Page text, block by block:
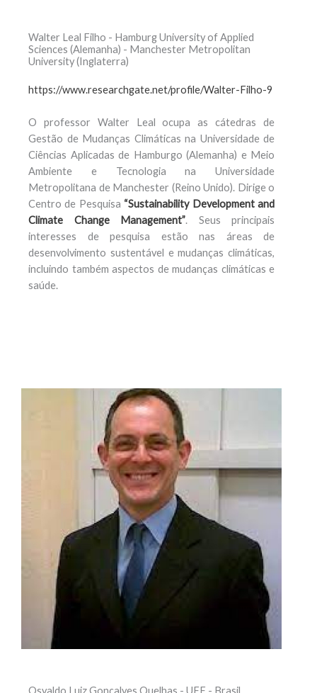
Walter Leal Filho - Hamburg University of Applied
Sciences (Alemanha) - Manchester Metropolitan
University (Inglaterra)
https://www.researchgate.net/profile/Walter-Filho-9
O professor Walter Leal ocupa as cátedras de
Gestão de Mudanças Climáticas na Universidade de
Ciências Aplicadas de Hamburgo (Alemanha) e Meio
Ambiente e Tecnologia na Universidade
Metropolitana de Manchester (Reino Unido). Dirige o
Centro de Pesquisa “Sustainability Development and
Climate Change Management”. Seus principais
interesses de pesquisa estão nas áreas de
desenvolvimento sustentável e mudanças climáticas,
incluindo também aspectos de mudanças climáticas e
saúde.
Osvaldo Luiz Gonçalves Quelhas - UFF - Brasil